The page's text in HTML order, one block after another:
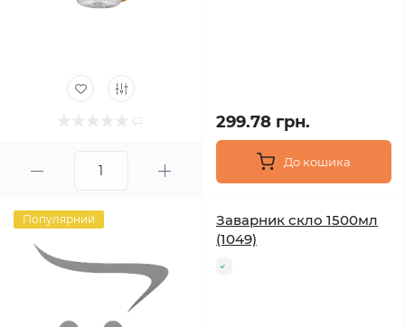
299.78 грн.
До кошика
Популярний
Заварник скло 1500мл
(1049)